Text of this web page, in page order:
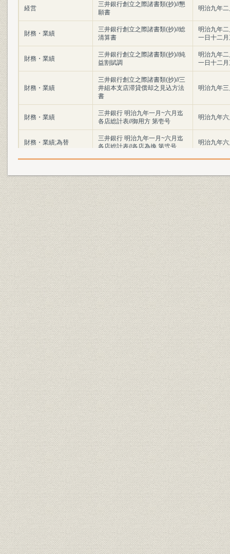
経営
三井銀行創立之際諸書類(抄)//懇
願書
明治九年
財務・業績
三井銀行創立之際諸書類(抄)//総
清算書
明治九年
一日十二
財務・業績
三井銀行創立之際諸書類(抄)//純
益割賦調
明治九年
一日十二
財務・業績
三井銀行創立之際諸書類(抄)//三
井組本支店滞貸償却之見込方法
書
明治九年
財務・業績
三井銀行 明治九年一月~六月迄
各店総計表//御用方 第壱号
明治九年
財務・業績;為替
三井銀行 明治九年一月~六月迄
各店総計表//各店為換 第弐号
明治九年
財務・業績
三井銀行 明治九年一月~六月迄
各店総計表//一時貸 第四号
明治九年
財務・業績
三井銀行 明治九年一月~六月迄
各店総計表//利附預 第五号
明治九年
財務・業績
三井銀行 明治九年一月~六月迄
各店総計表//利附貸 第六号
明治九年
財務・業績
三井銀行 明治九年一月~六月迄
各店総計表//無利足貸 第七号
明治九年
財務・業績
三井銀行 明治九年一月~六月迄
各店総計表//滞貸 第八号
明治九年
財務・業績
三井銀行 明治九年一月~六月迄
各店総計表//諸向 第九号
明治九年
財務・業績
三井銀行 明治九年一月~六月迄
各店総計表//闔店費益取調月表
第十号
明治九年
財務・業績
三井銀行 明治九年一月~六月迄
各店総計表//総計 第十一号
明治九年
財務・業績
三井銀行 明治九年一月~六月迄
各店総計表//現在金 第十二号
明治九年
財務・業績
三井銀行 明治九年一月~六月迄
各店総計表//積金 第十三号
明治九年
経営
旧三井組ヨリ三井銀行ヘ事業引
継契約書
明治九年
財務・業績
三井組闔店貸預リ及現在金引継
証書
明治九年
財務・業績;株式
旧三井組大元方・三井氏同苗中
株式加入金并滞貸償却方協議決
定書
明治九年